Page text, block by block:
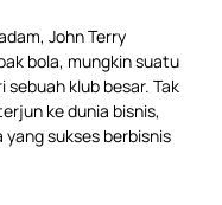
John Terry
bola, mungkin suatu
klub besar. Tak
ke dunia bisnis,
sukses berbisnis